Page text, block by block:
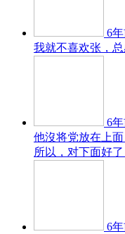
6年
我就不喜欢张，
6年
他沒将党放在上
所以，对下面好
6年